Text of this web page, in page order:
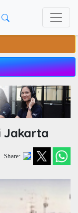
Jakarta
Share: